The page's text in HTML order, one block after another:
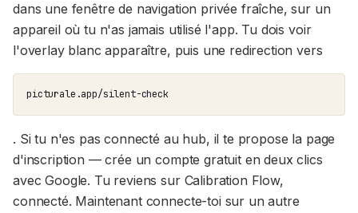
dans une fenêtre de navigation privée fraîche, sur un
appareil où tu n'as jamais utilisé l'app. Tu dois voir
l'overlay blanc apparaître, puis une redirection vers
picturale.app/silent-check
. Si tu n'es pas connecté au hub, il te propose la page
d'inscription — crée un compte gratuit en deux clics
avec Google. Tu reviens sur Calibration Flow,
connecté. Maintenant connecte-toi sur un autre